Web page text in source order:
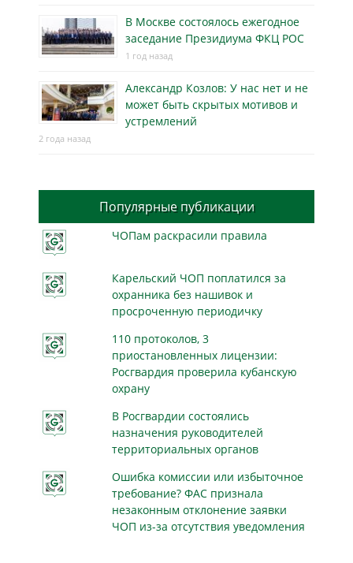
В Москве состоялось ежегодное
заседание Президиума ФКЦ РОС
1 год назад
Александр Козлов: У нас нет и не
может быть скрытых мотивов и
устремлений
2 года назад
Популярные публикации
ЧОПам раскрасили правила
Карельский ЧОП поплатился за
охранника без нашивок и
просроченную периодичку
110 протоколов, 3
приостановленных лицензии:
Росгвардия проверила кубанскую
охрану
В Росгвардии состоялись
назначения руководителей
территориальных органов
Ошибка комиссии или избыточное
требование? ФАС признала
незаконным отклонение заявки
ЧОП из-за отсутствия уведомления